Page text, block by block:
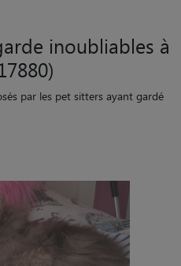
inoubliables à
par les pet sitters ayant gardé